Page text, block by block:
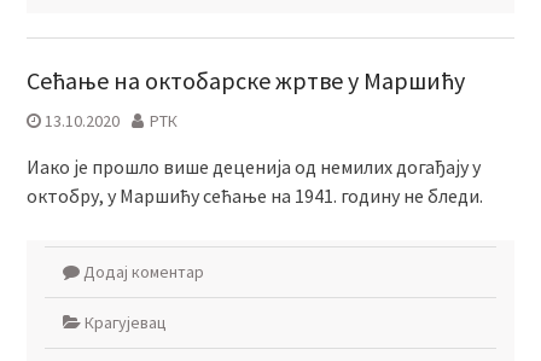
Сећање на октобарске жртве у Маршићу
13.10.2020 РТК
Иако је прошло више деценија од немилих догађају у
октобру, у Маршићу сећање на 1941. годину не бледи.
Додај коментар
Крагујевац